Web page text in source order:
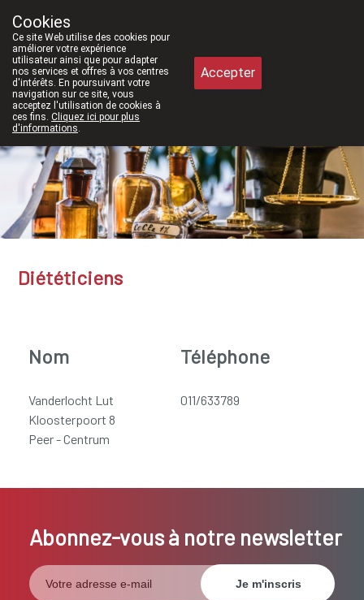
Aujourd'hui
Diététiciens
Nom Téléphone
Vanderlocht Lut
Kloosterpoort 8
Peer - Centrum
011/633789
Abonnez-vous à notre newsletter
Cookies
Ce site Web utilise des cookies pour
améliorer votre expérience
utilisateur ainsi que pour adapter
nos services et offres à vos centres
d'intérêts. En poursuivant votre
navigation sur ce site, vous
acceptez l'utilisation de cookies à
ces fins. Cliquez ici pour plus
d'informations.
Accepter